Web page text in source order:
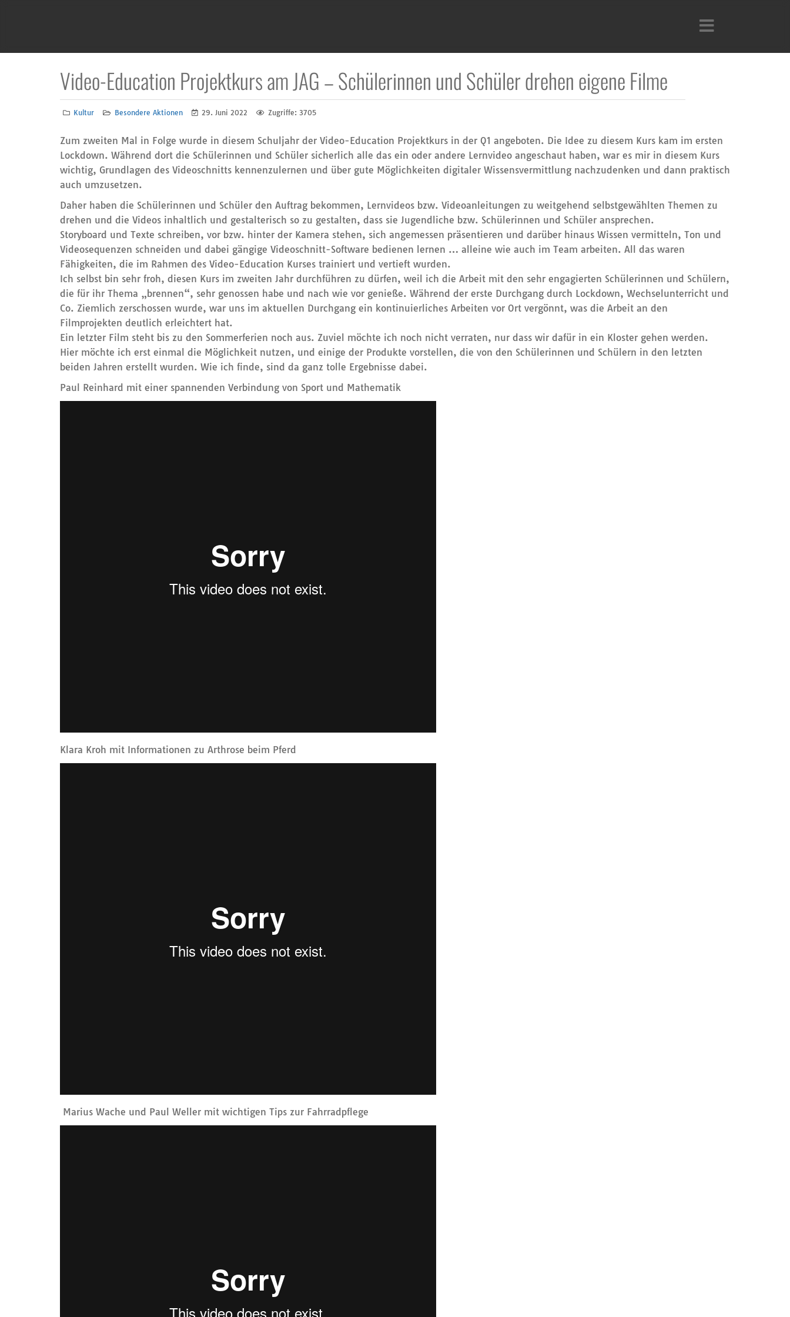
Video-Education Projektkurs am JAG – Schülerinnen und Schüler drehen eigene Filme
Kultur Besondere Aktionen 29. Juni 2022 Zugriffe: 3705
Zum zweiten Mal in Folge wurde in diesem Schuljahr der Video-Education Projektkurs in der Q1 angeboten. Die Idee zu diesem Kurs kam im ersten
Lockdown. Während dort die Schülerinnen und Schüler sicherlich alle das ein oder andere Lernvideo angeschaut haben, war es mir in diesem Kurs
wichtig, Grundlagen des Videoschnitts kennenzulernen und über gute Möglichkeiten digitaler Wissensvermittlung nachzudenken und dann praktisch
auch umzusetzen.
Daher haben die Schülerinnen und Schüler den Auftrag bekommen, Lernvideos bzw. Videoanleitungen zu weitgehend selbstgewählten Themen zu
drehen und die Videos inhaltlich und gestalterisch so zu gestalten, dass sie Jugendliche bzw. Schülerinnen und Schüler ansprechen.
Storyboard und Texte schreiben, vor bzw. hinter der Kamera stehen, sich angemessen präsentieren und darüber hinaus Wissen vermitteln, Ton und
Videosequenzen schneiden und dabei gängige Videoschnitt-Software bedienen lernen … alleine wie auch im Team arbeiten. All das waren
Fähigkeiten, die im Rahmen des Video-Education Kurses trainiert und vertieft wurden.
Ich selbst bin sehr froh, diesen Kurs im zweiten Jahr durchführen zu dürfen, weil ich die Arbeit mit den sehr engagierten Schülerinnen und Schülern,
die für ihr Thema „brennen“, sehr genossen habe und nach wie vor genieße. Während der erste Durchgang durch Lockdown, Wechselunterricht und
Co. Ziemlich zerschossen wurde, war uns im aktuellen Durchgang ein kontinuierliches Arbeiten vor Ort vergönnt, was die Arbeit an den
Filmprojekten deutlich erleichtert hat.
Ein letzter Film steht bis zu den Sommerferien noch aus. Zuviel möchte ich noch nicht verraten, nur dass wir dafür in ein Kloster gehen werden.
Hier möchte ich erst einmal die Möglichkeit nutzen, und einige der Produkte vorstellen, die von den Schülerinnen und Schülern in den letzten
beiden Jahren erstellt wurden. Wie ich finde, sind da ganz tolle Ergebnisse dabei.
Paul Reinhard mit einer spannenden Verbindung von Sport und Mathematik
Klara Kroh mit Informationen zu Arthrose beim Pferd
Marius Wache und Paul Weller mit wichtigen Tips zur Fahrradpflege